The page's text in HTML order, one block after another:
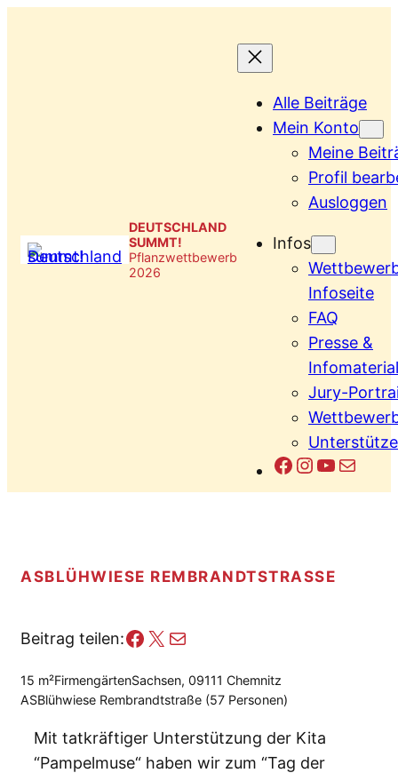
DEUTSCHLAND
SUMMT!
Pflanzwettbewerb
2026
Alle Beiträge
Mein Konto
Meine
Profil
Ausloggen
Infos
Infoseite
FAQ
Presse &
Infomaterial
Jury-
Facebook
Instagram
E-Mail
ASBLÜHWIESE REMBRANDTSTRASSE
Beitrag teilen:Facebook
X E-Mail
15 m²FirmengärtenSachsen, 09111 Chemnitz
ASBlühwiese Rembrandtstraße (57 Personen)
Mit tatkräftiger Unterstützung der Kita
“Pampelmuse“ haben wir zum “Tag der